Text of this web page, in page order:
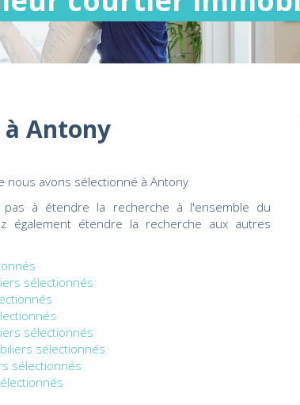
Antony
nous avons sélectionné à Antony
pas à étendre la recherche à l'ensemble du
également étendre la recherche aux autres
sélectionnés
sélectionnés
sélectionnés
sélectionnés